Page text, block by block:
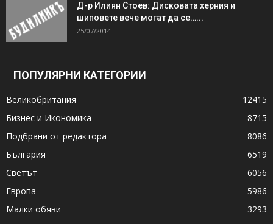
Д-р Илиян Стоев: Дисковата херния и
шиповете вече могат да се…...
25/07/2014
ПОПУЛЯРНИ КАТЕГОРИИ
Великобритания
12415
Бизнес и Икономика
8715
Подбрани от редактора
8086
България
6519
Светът
6056
Европа
5986
Малки обяви
3293